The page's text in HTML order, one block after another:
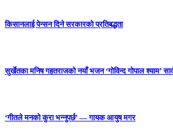
किसानलाई पेन्सन दिने सरकारको प्रतिबद्धता
सुर्खेतका मनिष गहतराजको नयाँ भजन ‘गोविन्द गोपाल श्याम’
‘गीतले मनको कुरा भन्नुपर्छ’ — गायक आयुष मगर